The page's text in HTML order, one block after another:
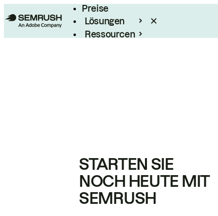
Preise
Lösungen
Ressourcen
STARTEN SIE
NOCH HEUTE MIT
SEMRUSH